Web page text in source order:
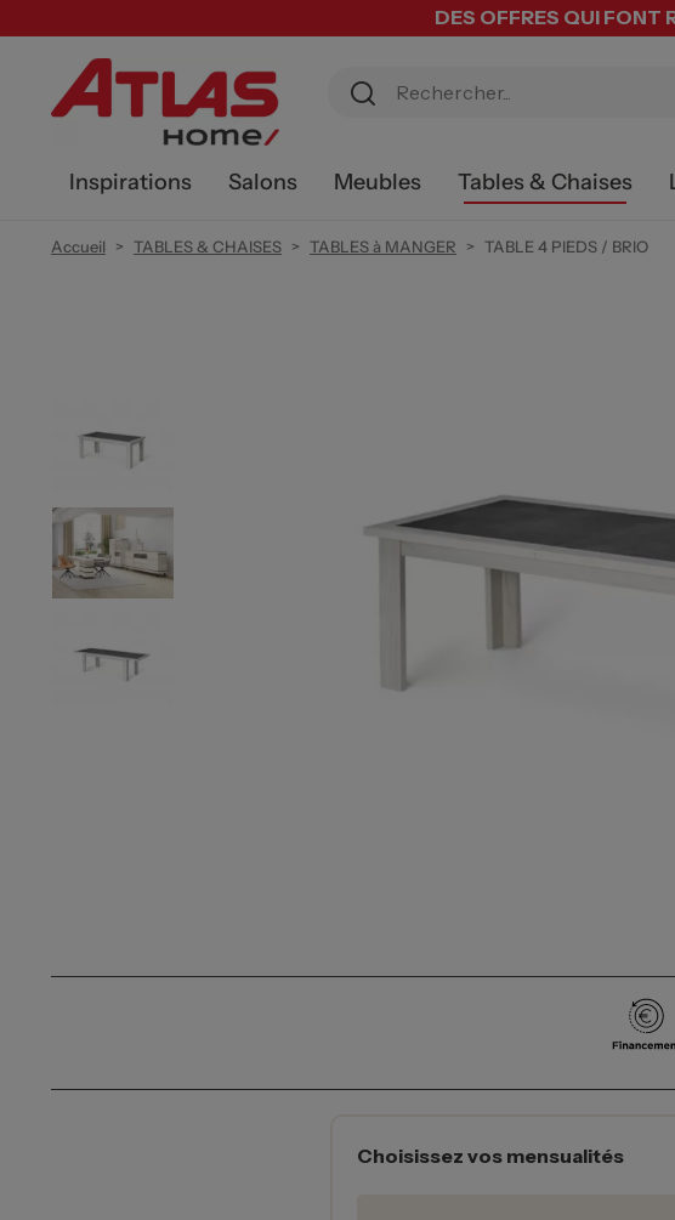
DES OFFRES QUI FONT
Inspirations Salons Meubles Tables & Chaises
Accueil TABLES & CHAISES TABLES à MANGER TABLE 4 PIEDS / BRIO
Choisissez vos mensualités